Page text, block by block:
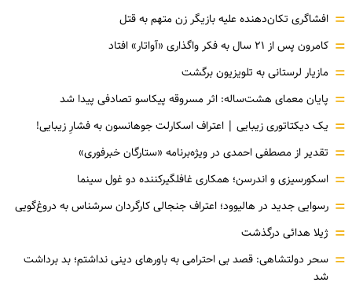
= افشاگری‌ تکان‌دهنده علیه بازیگر زن متهم به قتل
= کامرون پس از ۲۱ سال به فکر واگذاری «آواتار» افتاد
= مازیار لرستانی به تلویزیون برگشت
= پایان معمای هشت‌ساله: اثر مسروقه پیکاسو تصادفی پیدا شد
= یک دیکتاتوری زیبایی | اعتراف اسکارلت جوهانسون به فشارِ زیبایی!
= تقدیر از مصطفی احمدی در ویژه‌برنامه «ستارگان خبرفوری»
= اسکورسیزی و اندرسن؛ همکاری غافلگیرکننده دو غول سینما
= رسوایی جدید در هالیوود؛ اعتراف جنجالی کارگردان سرشناس به دروغ‌گویی
= ژیلا هدائی درگذشت
= سحر دولتشاهی: قصد بی احترامی به باورهای دینی نداشتم؛ بد برداشت
شد